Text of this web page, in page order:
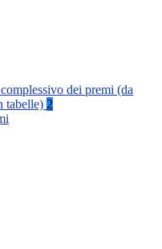
dei premi (da
tabelle) 2